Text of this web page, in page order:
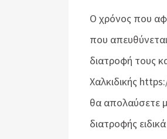
Ο χρόνος που
που
διατροφή τους
Χαλκιδικής
θα απολαύσετε
διατροφής